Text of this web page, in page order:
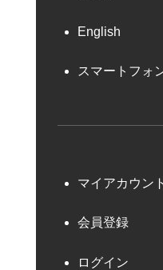
English
スマートフォ
マイアカウント
会員登録
ログイン